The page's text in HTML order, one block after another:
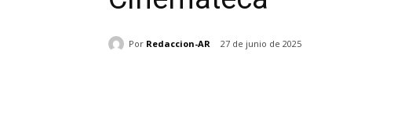
Por Redaccion-AR 27 de junio de 2025